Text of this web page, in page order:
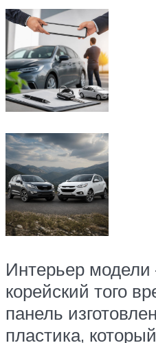
Интерьер
корейский того
панель
пластика,